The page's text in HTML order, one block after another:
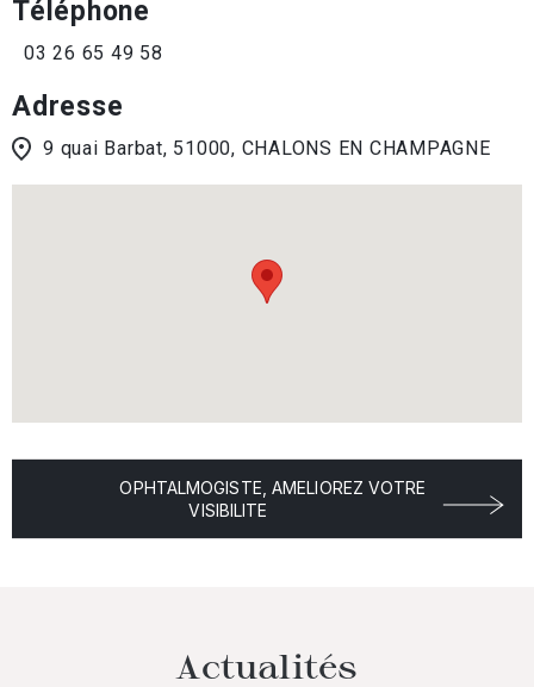
Téléphone
03 26 65 49 58
Adresse
9 quai Barbat, 51000, CHALONS EN CHAMPAGNE
OPHTALMOGISTE, AMELIOREZ VOTRE
VISIBILITE
Actualités